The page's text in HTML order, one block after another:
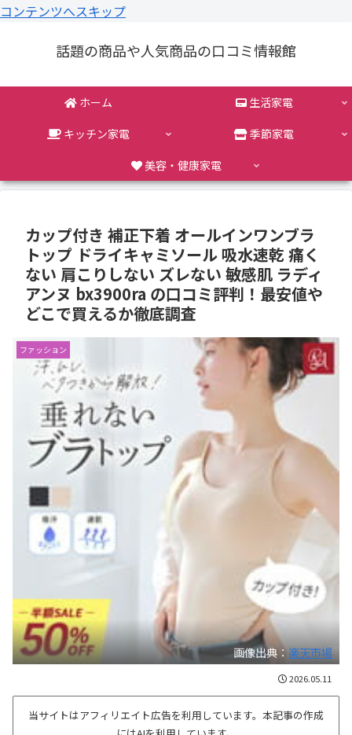
コンテンツへスキップ
話題の商品や人気商品の口コミ情報館
ホーム
生活家電
キッチン家電
季節家電
美容・健康家電
カップ付き 補正下着 オールインワンブラ
トップ ドライキャミソール 吸水速乾 痛く
ない 肩こりしない ズレない 敏感肌 ラディ
アンヌ bx3900ra の口コミ評判！最安値や
どこで買えるか徹底調査
ファッション
画像出典：楽天市場
2026.05.11
当サイトはアフィリエイト広告を利用しています。本記事の作成